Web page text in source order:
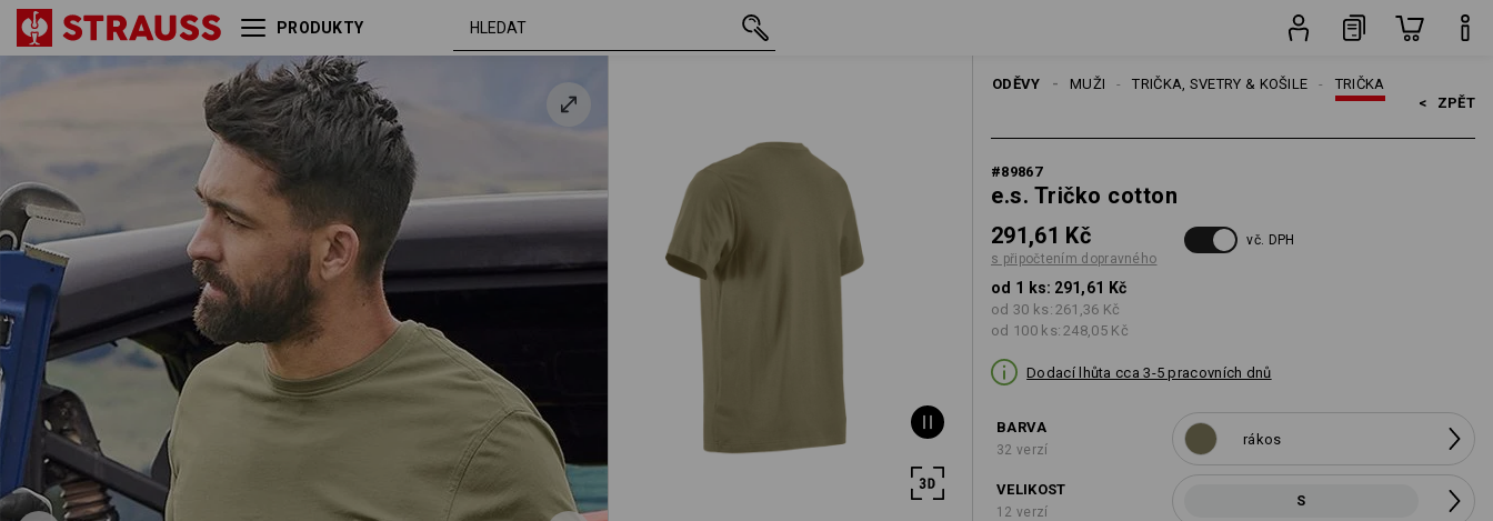
PRODUKTY
ODĚVY TRIČKA
TRIČKA, SVETRY & KOŠILE
MUŽI
< ZPĚT
#89867
e.s. Tričko cotton
291,61 Kč
s připočtením dopravného
vč. DPH
od 1 ks: 291,61 Kč
od 30 ks: 261,36 Kč
od 100 ks: 248,05 Kč
Dodací lhůta cca 3-5 pracovních dnů
BARVA
32 verzí
rákos
VELIKOST
12 verzí
S
e.s. Tričko cotton rákos S 291,61 Kč